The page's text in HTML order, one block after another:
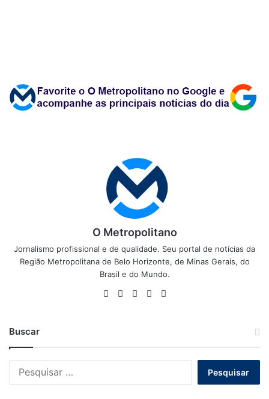
O Metropolitano
Jornalismo profissional e de qualidade. Seu portal de notícias da
Região Metropolitana de Belo Horizonte, de Minas Gerais, do
Brasil e do Mundo.
WebsiteFacebook
X YouTube
Buscar